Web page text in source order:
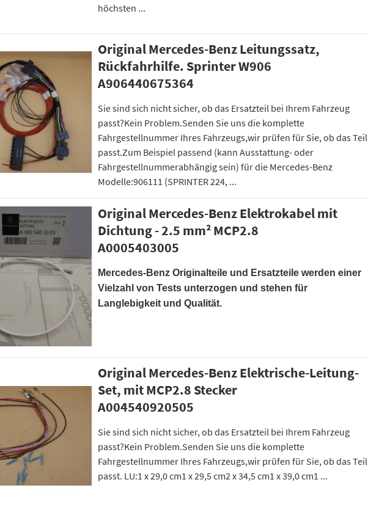
höchsten ...
Original Mercedes-Benz Leitungssatz,
Rückfahrhilfe. Sprinter W906
A906440675364
Sie sind sich nicht sicher, ob das Ersatzteil bei Ihrem Fahrzeug
passt?Kein Problem.Senden Sie uns die komplette
Fahrgestellnummer Ihres Fahrzeugs,wir prüfen für Sie, ob das Teil
passt.Zum Beispiel passend (kann Ausstattung- oder
Fahrgestellnummerabhängig sein) für die Mercedes-Benz
Modelle:906111 (SPRINTER 224, ...
Original Mercedes-Benz Elektrokabel mit
Dichtung - 2.5 mm² MCP2.8
A0005403005
Mercedes-Benz Originalteile und Ersatzteile werden einer
Vielzahl von Tests unterzogen und stehen für
Langlebigkeit und Qualität.
Original Mercedes-Benz Elektrische-Leitung-
Set, mit MCP2.8 Stecker
A004540920505
Sie sind sich nicht sicher, ob das Ersatzteil bei Ihrem Fahrzeug
passt?Kein Problem.Senden Sie uns die komplette
Fahrgestellnummer Ihres Fahrzeugs,wir prüfen für Sie, ob das Teil
passt. LU:1 x 29,0 cm1 x 29,5 cm2 x 34,5 cm1 x 39,0 cm1 ...